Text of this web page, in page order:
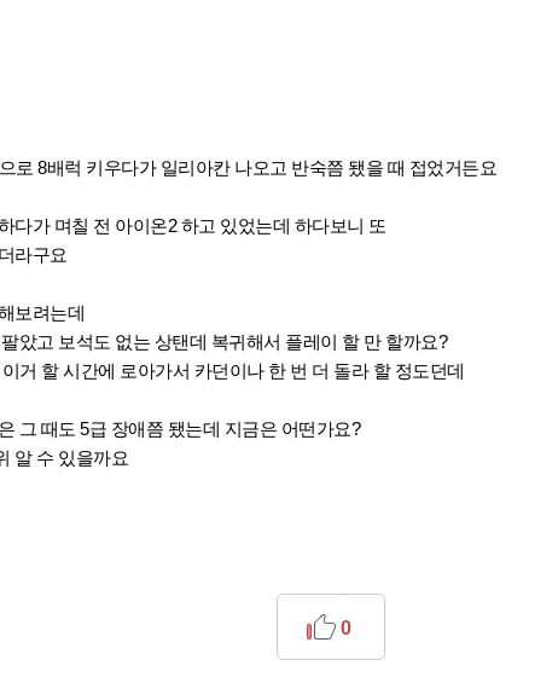
로 8배럭 키우다가 일리아칸 나오고 반숙쯤 됐을 때 접었거든요
다가 며칠 전 아이온2 하고 있었는데 하다보니 또
라구요
보려는데
았고 보석도 없는 상탠데 복귀해서 플레이 할 만 할까요?
거 할 시간에 로아가서 카던이나 한 번 더 돌라 할 정도던데
그 때도 5급 장애쯤 됐는데 지금은 어떤가요?
알 수 있을까요
0